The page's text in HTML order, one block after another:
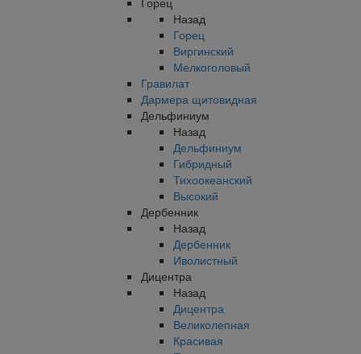
Назад
Горец
Виргинский
Мелкоголовый
Гравилат
Дармера щитовидная
Дельфиниум
Назад
Дельфиниум
Гибридный
Тихоокеанский
Высокий
Дербенник
Назад
Дербенник
Иволистный
Дицентра
Назад
Дицентра
Великолепная
Красивая